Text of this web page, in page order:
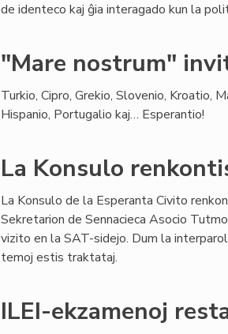
de identeco kaj ĝia interagado kun la
"Mare nostrum"
Turkio, Cipro, Grekio, Slovenio, Kroatio,
Hispanio, Portugalio kaj… Esperantio!
La Konsulo
La Konsulo de la Esperanta Civito
Sekretarion de Sennacieca Asocio
vizito en la SAT-sidejo. Dum la
temoj estis traktataj.
ILEI-ekzamenoj